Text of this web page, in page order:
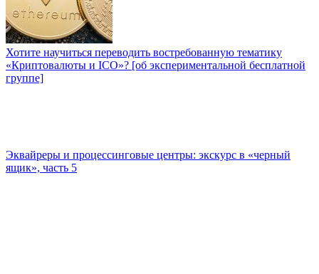
Хотите научиться переводить востребованную тематику
«Криптовалюты и ICO»? [об экспериментальной бесплатной
группе]
Эквайреры и процессинговые центры: экскурс в «черный
ящик», часть 5